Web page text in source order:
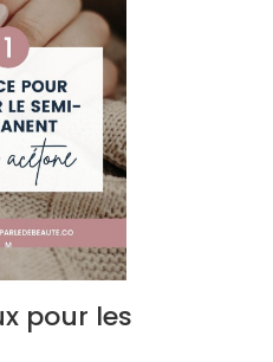
pour les